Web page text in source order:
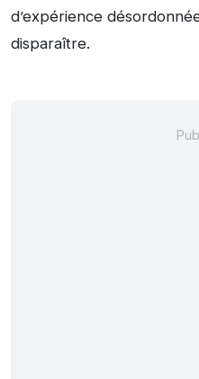
d’expérience
disparaître.